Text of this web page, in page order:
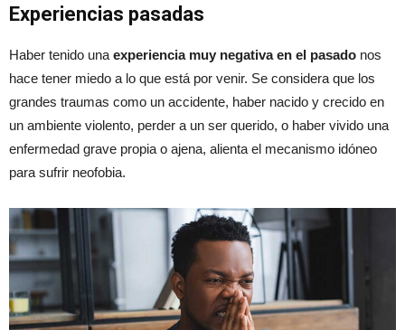
Experiencias pasadas
Haber tenido una experiencia muy negativa en el pasado nos
hace tener miedo a lo que está por venir. Se considera que los
grandes traumas como un accidente, haber nacido y crecido en
un ambiente violento, perder a un ser querido, o haber vivido una
enfermedad grave propia o ajena, alienta el mecanismo idóneo
para sufrir neofobia.